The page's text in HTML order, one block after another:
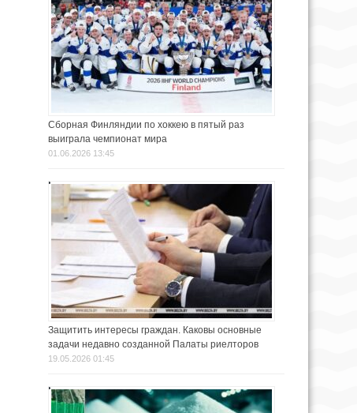
Сборная Финляндии по хоккею в пятый раз
выиграла чемпионат мира
01.06.2026 13:45
Защитить интересы граждан. Каковы основные
задачи недавно созданной Палаты риелторов
19.05.2026 01:45